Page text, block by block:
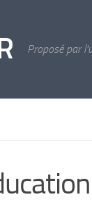
Proposé par